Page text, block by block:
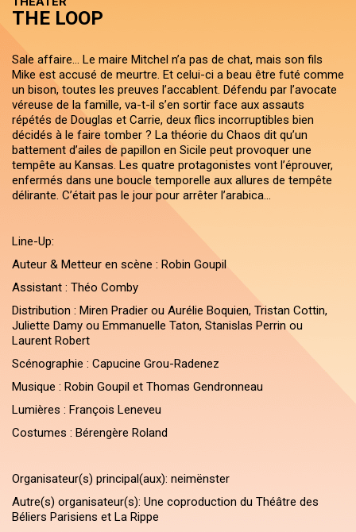
THE LOOP
Sale affaire… Le maire Mitchel n’a pas de chat, mais son fils
Mike est accusé de meurtre. Et celui-ci a beau être futé comme
un bison, toutes les preuves l’accablent. Défendu par l’avocate
véreuse de la famille, va-t-il s’en sortir face aux assauts
répétés de Douglas et Carrie, deux flics incorruptibles bien
décidés à le faire tomber ? La théorie du Chaos dit qu’un
battement d’ailes de papillon en Sicile peut provoquer une
tempête au Kansas. Les quatre protagonistes vont l’éprouver,
enfermés dans une boucle temporelle aux allures de tempête
délirante. C’était pas le jour pour arrêter l’arabica…
Line-Up:
Auteur & Metteur en scène : Robin Goupil
Assistant : Théo Comby
Distribution : Miren Pradier ou Aurélie Boquien, Tristan Cottin,
Juliette Damy ou Emmanuelle Taton, Stanislas Perrin ou
Laurent Robert
Scénographie : Capucine Grou-Radenez
Musique : Robin Goupil et Thomas Gendronneau
Lumières : François Leneveu
Costumes : Bérengère Roland
Organisateur(s) principal(aux): neimënster
Autre(s) organisateur(s): Une coproduction du Théâtre des
Béliers Parisiens et La Rippe